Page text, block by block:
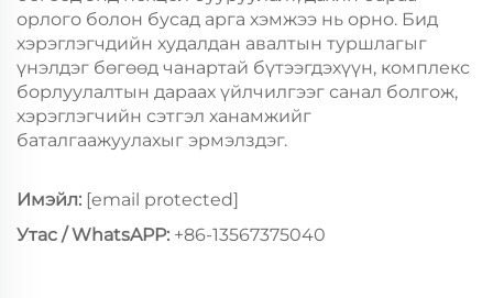
орлого болон бусад арга хэмжээ нь орно. Бид
хэрэглэгчдийн худалдан авалтын туршлагыг
үнэлдэг бөгөөд чанартай бүтээгдэхүүн, комплекс
борлуулалтын дараах үйлчилгээг санал болгож,
хэрэглэгчийн сэтгэл ханамжийг
баталгаажуулахыг эрмэлздэг.
Имэйл: [email protected]
Утас / WhatsAPP: +86-13567375040